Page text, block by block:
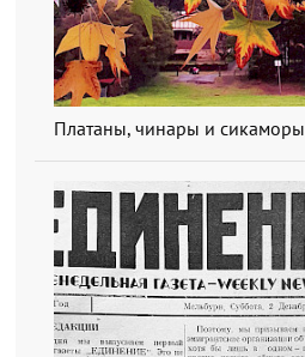
Платаны, чинары и сикаморы